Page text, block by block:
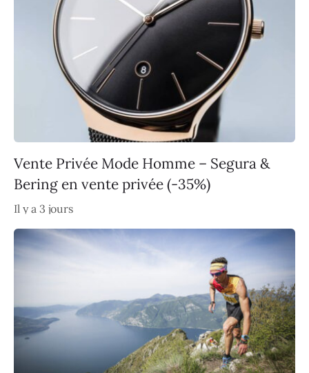
Vente Privée Mode Homme – Segura &
Bering en vente privée (-35%)
Il y a 3 jours